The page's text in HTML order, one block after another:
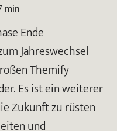
min
Ende
Jahreswechsel
Themify
Es ist ein weiterer
Zukunft zu rüsten
und